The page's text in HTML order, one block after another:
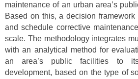
maintenance of an urban area’s
Based on this, a decision
and schedule corrective
scale. The methodology integrates
with an analytical method for
an area’s public facilities to
development, based on the type of